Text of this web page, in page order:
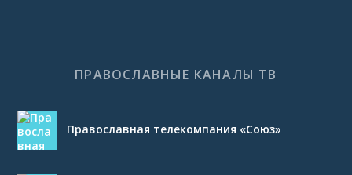
ПРАВОСЛАВНЫЕ КАНАЛЫ ТВ
Православная телекомпания «Союз»